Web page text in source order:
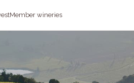
Member wineries